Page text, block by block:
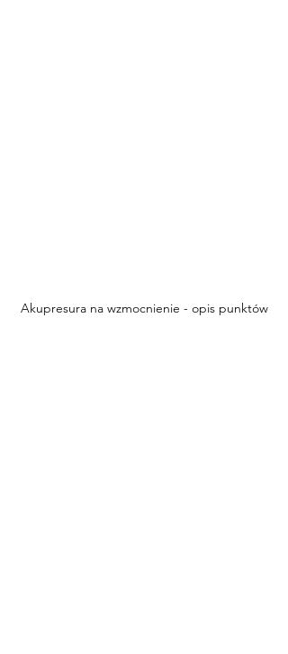
Akupresura na wzmocnienie - opis punktów